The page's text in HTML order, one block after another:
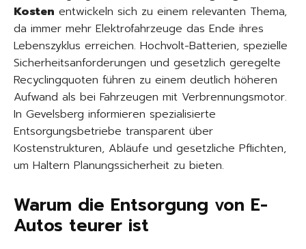
Kosten entwickeln sich zu einem relevanten Thema,
da immer mehr Elektrofahrzeuge das Ende ihres
Lebenszyklus erreichen. Hochvolt-Batterien, spezielle
Sicherheitsanforderungen und gesetzlich geregelte
Recyclingquoten führen zu einem deutlich höheren
Aufwand als bei Fahrzeugen mit Verbrennungsmotor.
In Gevelsberg informieren spezialisierte
Entsorgungsbetriebe transparent über
Kostenstrukturen, Abläufe und gesetzliche Pflichten,
um Haltern Planungssicherheit zu bieten.
Warum die Entsorgung von E-
Autos teurer ist